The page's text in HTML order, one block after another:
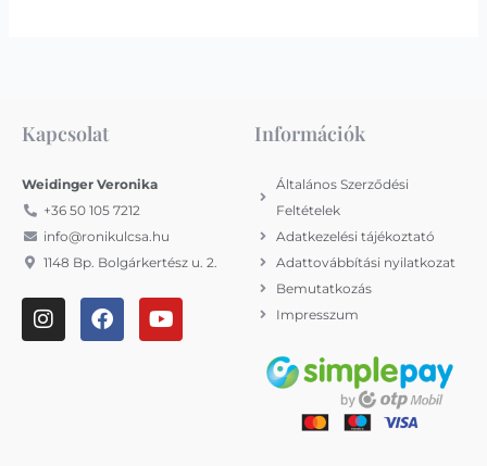
Kapcsolat
Weidinger Veronika
+36 50 105 7212
info@ronikulcsa.hu
1148 Bp. Bolgárkertész u. 2.
I
n
F
a
Y
o
Információk
Általános Szerződési
Feltételek
Adatkezelési tájékoztató
Adattovábbítási nyilatkozat
Bemutatkozás
Impresszum